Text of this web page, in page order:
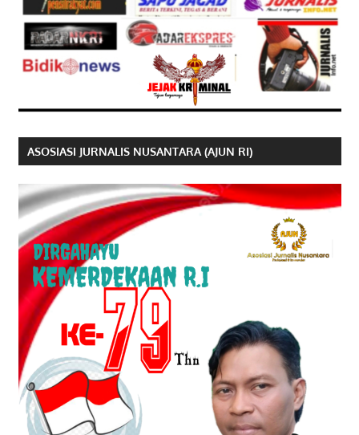
ASOSIASI JURNALIS NUSANTARA (AJUN RI)